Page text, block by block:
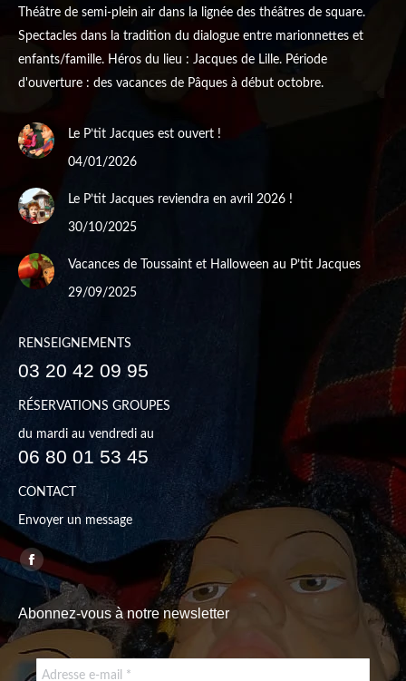
Théâtre de semi-plein air dans la lignée des théâtres de square.
Spectacles dans la tradition du dialogue entre marionnettes et
enfants/famille. Héros du lieu : Jacques de Lille. Période
d'ouverture : des vacances de Pâques à début octobre.
Le P’tit Jacques est ouvert !
04/01/2026
Le P’tit Jacques reviendra en avril 2026 !
30/10/2025
Vacances de Toussaint et Halloween au P’tit Jacques
29/09/2025
RENSEIGNEMENTS
03 20 42 09 95
RÉSERVATIONS GROUPES
du mardi au vendredi au
06 80 01 53 45
CONTACT
Envoyer un message
Trouvez nous sur :
Facebook
page
opens
new
Abonnez-vous à notre newsletter